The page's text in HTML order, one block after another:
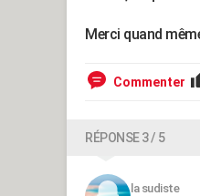
Merci quand
Commenter
RÉPONSE 3 / 5
la sudiste